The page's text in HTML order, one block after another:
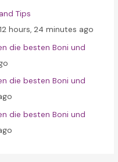
Tips
12 hours, 24 minutes ago
die besten Boni und
die besten Boni und
die besten Boni und